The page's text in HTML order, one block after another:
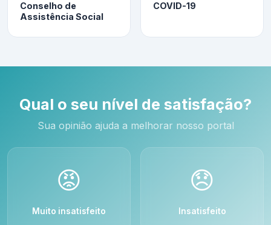
Conselho de
Assistência Social
COVID-19
Qual o seu nível de satisfação?
Sua opinião ajuda a melhorar nosso portal
😡
Muito insatisfeito
😞
Insatisfeito